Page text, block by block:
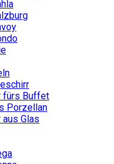
fürs Buffet
Porzellan
aus Glas